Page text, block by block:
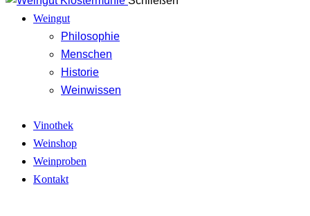
Weingut
Philosophie
Menschen
Historie
Weinwissen
Vinothek
Weinshop
Weinproben
Kontakt